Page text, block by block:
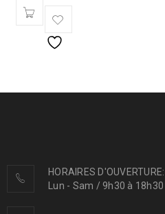
HORAIRES D'OUVERTURE:
Lun - Sam / 9h30 à 18h30